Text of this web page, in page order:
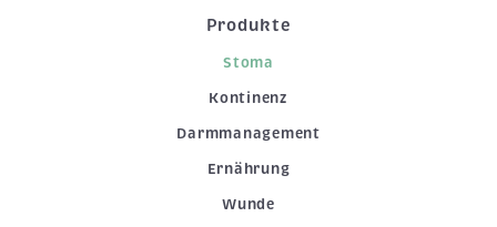
Produkte
Stoma
Kontinenz
Darmmanagement
Ernährung
Wunde